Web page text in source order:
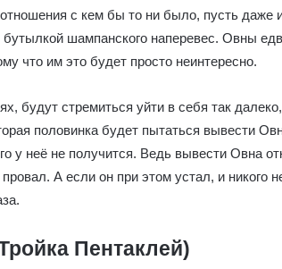
с кем бы то ни было, пусть даже
бутылкой шампанского наперевес. Овны
что им это будет просто неинтересно.
будут стремиться уйти в себя так
половинка будет пытаться вывести
у неё не получится. Ведь вывести Овна
А если он при этом устал, и никого
Пентаклей)